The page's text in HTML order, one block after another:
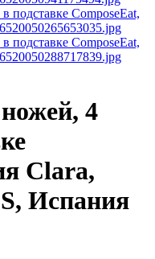
4
Clara,
Испания